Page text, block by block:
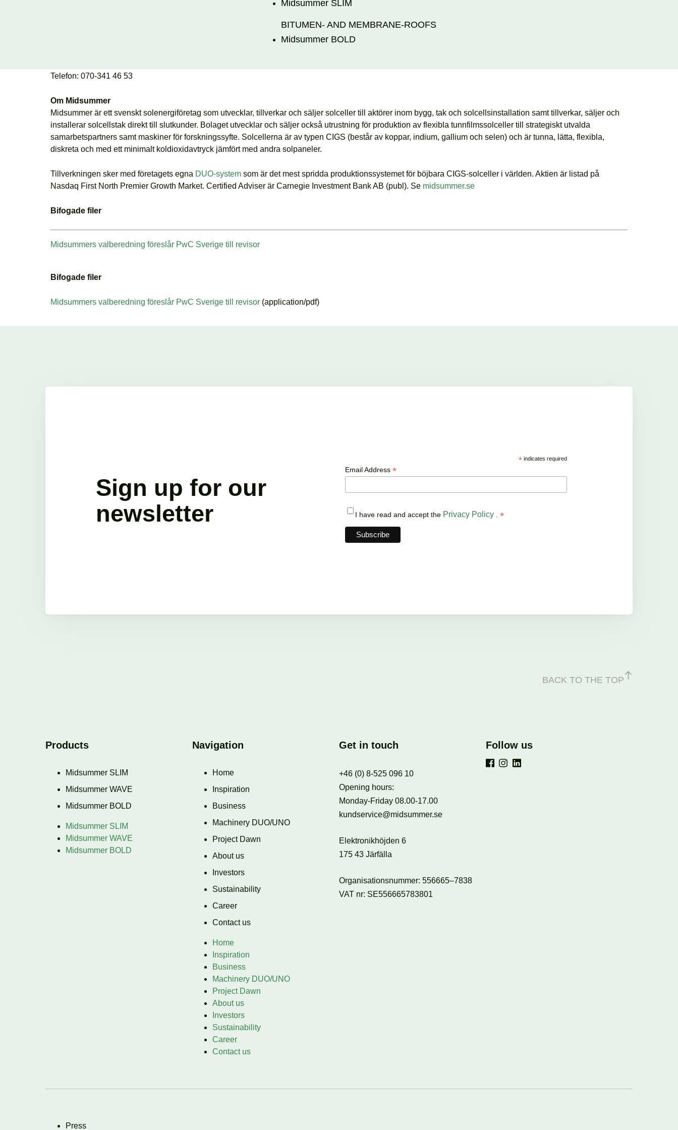
Midsummer SLIM
BITUMEN- AND MEMBRANE-ROOFS
Midsummer BOLD
Press – Midsummer.
Telefon: 070-341 46 53
Om Midsummer
Midsummer är ett svenskt solenergiföretag som utvecklar, tillverkar och säljer solceller till aktörer inom bygg, tak och solcellsinstallation samt tillverkar, säljer och
installerar solcellstak direkt till slutkunder. Bolaget utvecklar och säljer också utrustning för produktion av flexibla tunnfilmssolceller till strategiskt utvalda
samarbetspartners samt maskiner för forskningssyfte. Solcellerna är av typen CIGS (består av koppar, indium, gallium och selen) och är tunna, lätta, flexibla,
diskreta och med ett minimalt koldioxidavtryck jämfört med andra solpaneler.
Tillverkningen sker med företagets egna DUO-system som är det mest spridda produktionssystemet för böjbara CIGS-solceller i världen. Aktien är listad på
Nasdaq First North Premier Growth Market. Certified Adviser är Carnegie Investment Bank AB (publ). Se midsummer.se
Bifogade filer
Midsummers valberedning föreslår PwC Sverige till revisor
Bifogade filer
Midsummers valberedning föreslår PwC Sverige till revisor (application/pdf)
Sign up for our
newsletter
*indicates required
Email Address *
I have read and accept the Privacy Policy *
BACK TO THE TOP
Products
Midsummer SLIM
Midsummer WAVE
Midsummer BOLD
Midsummer SLIM
Midsummer WAVE
Midsummer BOLD
Navigation
Home
Inspiration
Business
Machinery DUO/UNO
Project Dawn
About us
Investors
Sustainability
Career
Contact us
Home
Inspiration
Business
Machinery DUO/UNO
Project Dawn
About us
Investors
Sustainability
Career
Contact us
Get in touch
+46 (0) 8-525 096 10
Opening hours:
Monday-Friday 08.00-17.00
kundservice@midsummer.se
Elektronikhöjden 6
175 43 Järfälla
Organisationsnummer: 556665–7838
VAT nr: SE556665783801
Follow us
Press